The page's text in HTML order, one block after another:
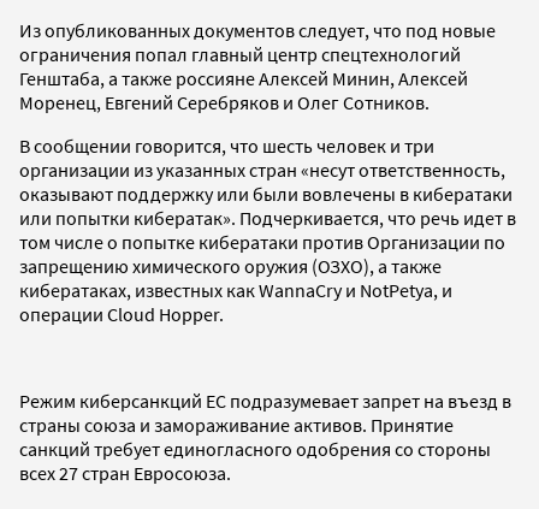
Из опубликованных документов следует, что под новые
ограничения попал главный центр спецтехнологий
Генштаба, а также россияне Алексей Минин, Алексей
Моренец, Евгений Серебряков и Олег Сотников.
В сообщении говорится, что шесть человек и три
организации из указанных стран «несут ответственность,
оказывают поддержку или были вовлечены в кибератаки
или попытки кибератак». Подчеркивается, что речь идет в
том числе о попытке кибератаки против Организации по
запрещению химического оружия (ОЗХО), а также
кибератаках, известных как WannaCry и NotPetya, и
операции Cloud Hopper.
Режим киберсанкций ЕС подразумевает запрет на въезд в
страны союза и замораживание активов. Принятие
санкций требует единогласного одобрения со стороны
всех 27 стран Евросоюза.